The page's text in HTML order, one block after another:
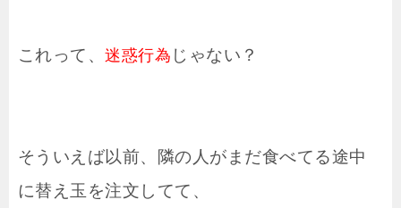
これって、迷惑行為 じゃない？
そういえば以前、隣の人がまだ食べてる途中
に替え玉を注文してて、